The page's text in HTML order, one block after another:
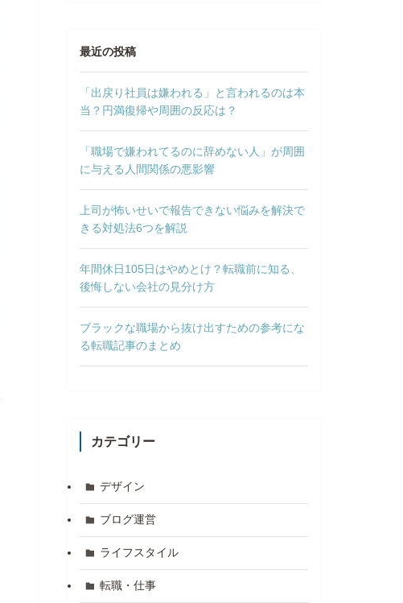
最近の投稿
「出戻り社員は嫌われる」と言われるのは本
当？円満復帰や周囲の反応は？
「職場で嫌われてるのに辞めない人」が周囲
に与える人間関係の悪影響
上司が怖いせいで報告できない悩みを解決で
きる対処法6つを解説
年間休日105日はやめとけ？転職前に知る、
後悔しない会社の見分け方
ブラックな職場から抜け出すための参考にな
る転職記事のまとめ
カテゴリー
デザイン
ブログ運営
ライフスタイル
転職・仕事